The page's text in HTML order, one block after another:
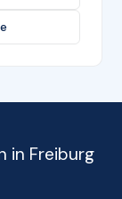
in Freiburg